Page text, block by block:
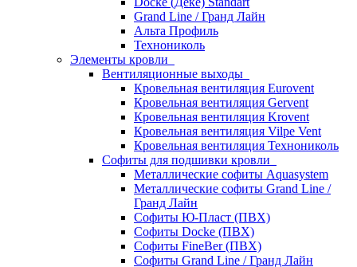
Grand Line / Гранд Лайн
Альта Профиль
Технониколь
Элементы кровли
Вентиляционные выходы
Кровельная вентиляция Eurovent
Кровельная вентиляция Gervent
Кровельная вентиляция Krovent
Кровельная вентиляция Vilpe Vent
Кровельная вентиляция Технониколь
Cофиты для подшивки кровли
Металлические софиты Aquasystem
Металлические софиты Grand Line /
Гранд Лайн
Софиты Ю-Пласт (ПВХ)
Софиты Docke (ПВХ)
Софиты FineBer (ПВХ)
Софиты Grand Line / Гранд Лайн